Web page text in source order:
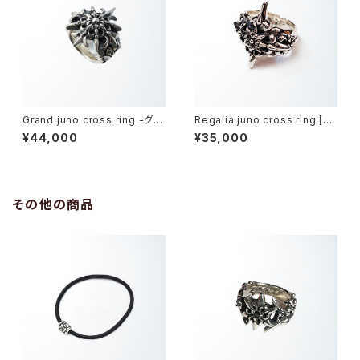
Grand juno cross ring -グラ
ンドジュノークロスリング-
¥44,000
Regalia juno cross ring [Sil
ver model] -レガリアジュノー
クロス・リング-
¥35,000
その他の商品